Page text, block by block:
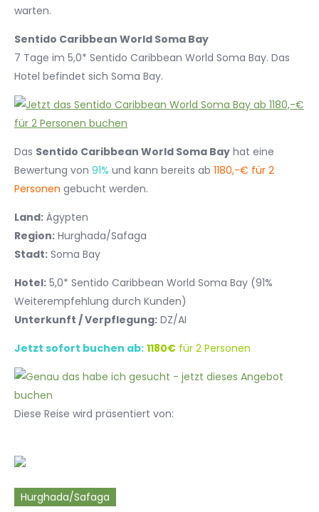
warten.
Sentido Caribbean World Soma Bay
7 Tage im 5,0* Sentido Caribbean World Soma Bay. Das
Hotel befindet sich Soma Bay.
Das Sentido Caribbean World Soma Bay hat eine
Bewertung von 91% und kann bereits ab 1180,-€ für 2
Personen gebucht werden.
Land: Ägypten
Region: Hurghada/Safaga
Stadt: Soma Bay
Hotel: 5,0* Sentido Caribbean World Soma Bay (91%
Weiterempfehlung durch Kunden)
Unterkunft / Verpflegung: DZ/AI
Jetzt sofort buchen ab: 1180€ für 2 Personen
Diese Reise wird präsentiert von:
Hurghada/Safaga